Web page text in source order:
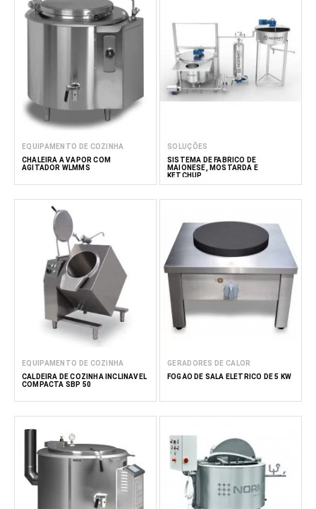
EQUIPAMENTO DE COZINHA
CHALEIRA A VAPOR COM
AGITADOR WLMMS
SOLUÇÕES
SISTEMA DE FABRICO DE
MAIONESE, MOSTARDA E
KETCHUP
EQUIPAMENTO DE COZINHA
CALDEIRA DE COZINHA INCLINÁVEL
COMPACTA SBP 50
GERADORES DE CALOR
FOGÃO DE SALA ELÉTRICO DE 5 KW